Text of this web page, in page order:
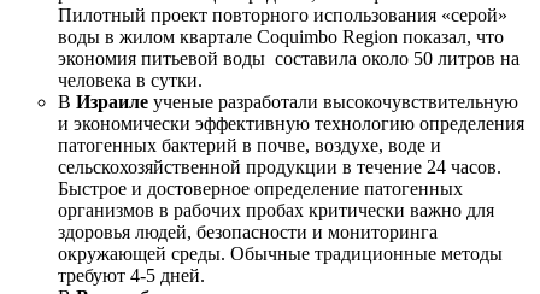
Пилотный проект повторного использования «серой»
воды в жилом квартале Coquimbo Region показал, что
экономия питьевой воды составила около 50 литров на
человека в сутки.
В Израиле ученые разработали высокочувствительную
и экономически эффективную технологию определения
патогенных бактерий в почве, воздухе, воде и
сельскохозяйственной продукции в течение 24 часов.
Быстрое и достоверное определение патогенных
организмов в рабочих пробах критически важно для
здоровья людей, безопасности и мониторинга
окружающей среды. Обычные традиционные методы
требуют 4-5 дней.